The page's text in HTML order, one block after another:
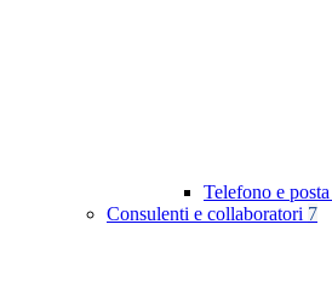
Telefono e
Consulenti e collaboratori 7